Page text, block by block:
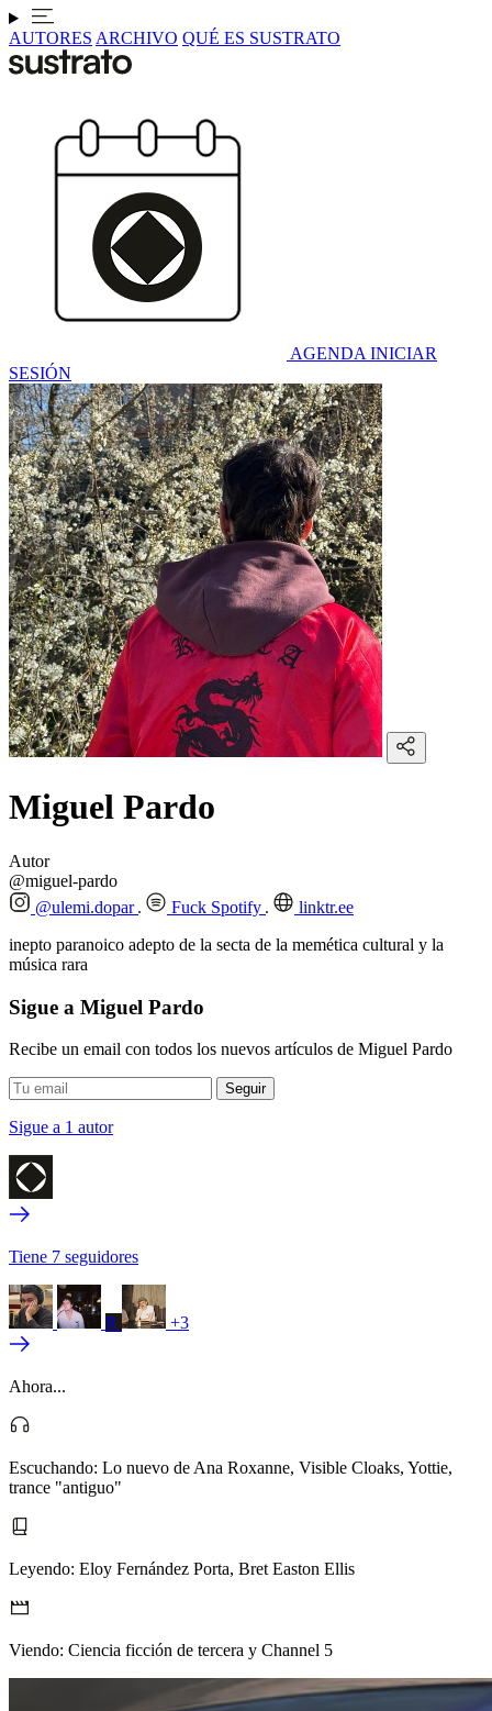
AUTORES ARCHIVO QUÉ ES SUSTRATO
AGENDA INICIAR
SESIÓN
Miguel Pardo
Autor
@miguel-pardo
@ulemi.dopar
Fuck Spotify
linktr.ee
inepto paranoico adepto de la secta de la memética cultural y la
música rara
Sigue a Miguel Pardo
Recibe un email con todos los nuevos artículos de Miguel Pardo
Sigue a 1 autor
Tiene 7 seguidores
R +3
Ahora...
Escuchando: Lo nuevo de Ana Roxanne, Visible Cloaks, Yottie,
trance "antiguo"
Leyendo: Eloy Fernández Porta, Bret Easton Ellis
Viendo: Ciencia ficción de tercera y Channel 5